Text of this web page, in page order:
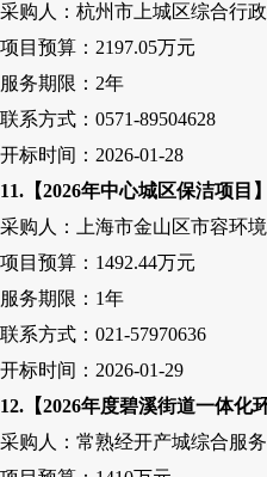
采购人
：杭州市上城区综合行
项目预算： 2197.05万元
服务期限： 2年
联系方式： 0571-89504628
开标时间： 2026-01-28
11.【2026年中心城区保洁项目】
采购人
：上海市金山区市容环
项目预算： 1492.44万元
服务期限： 1年
联系方式： 021-57970636
开标时间： 2026-01-29
12.【2026年度碧溪街道一体化
采购人
：常熟经开产城综合服